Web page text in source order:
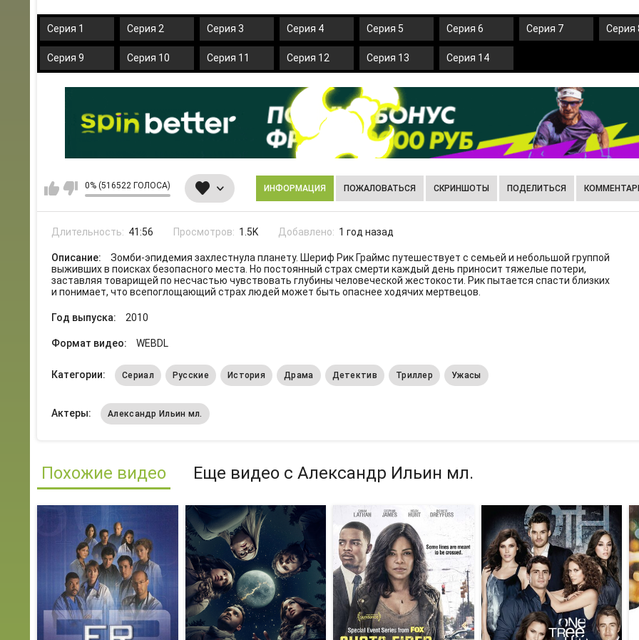
Серия 1 Серия 2 Серия 3 Серия 4 Серия 5 Серия 6 Серия 7 Серия
Серия 9 Серия 10 Серия 11 Серия 12 Серия 13 Серия 14
0% (516522 ГОЛОСА) ИНФОРМАЦИЯ ПОЖАЛОВАТЬСЯ СКРИНШОТЫ ПОДЕЛИТЬСЯ
Длительность: 41:56 Просмотров: 1.5K Добавлено: 1 год назад
Описание:
Зомби-эпидемия захлестнула планету. Шериф Рик Граймс путешествует с семьей и небольшой группой
выживших в поисках безопасного места. Но постоянный страх смерти каждый день приносит тяжелые потери,
заставляя товарищей по несчастью чувствовать глубины человеческой жестокости. Рик пытается спасти близких
и понимает, что всепоглощающий страх людей может быть опаснее ходячих мертвецов.
Год выпуска: 2010
Формат видео: WEBDL
Категории: Сериал Русские История Драма Детектив Триллер Ужасы
Актеры: Александр Ильин мл.
Похожие видео Еще видео с Александр Ильин мл.